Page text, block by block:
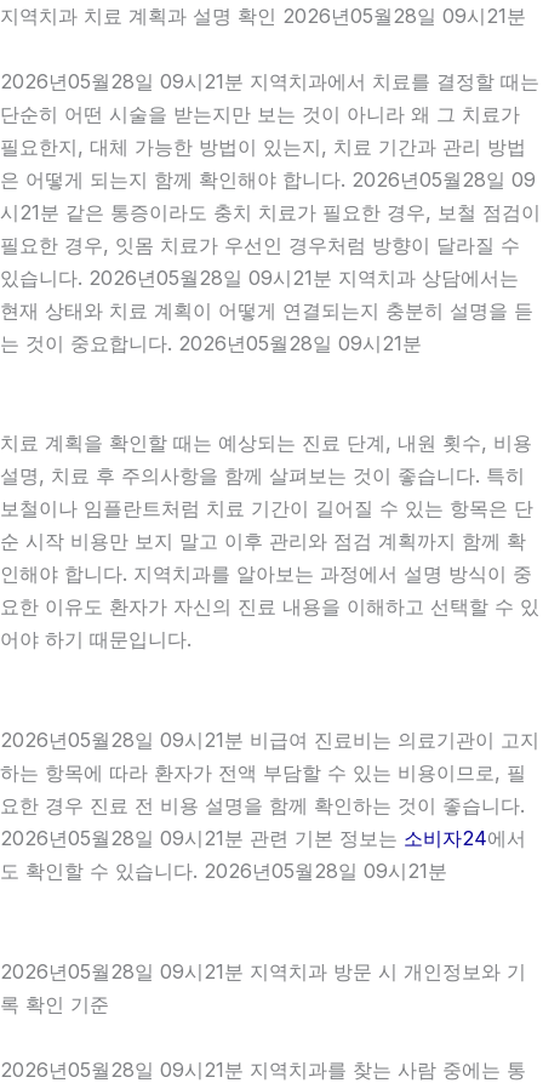
지역치과 치료 계획과 설명 확인 2026년05월28일 09시21분
2026년05월28일 09시21분 지역치과에서 치료를 결정할 때는
단순히 어떤 시술을 받는지만 보는 것이 아니라 왜 그 치료가
필요한지, 대체 가능한 방법이 있는지, 치료 기간과 관리 방법
은 어떻게 되는지 함께 확인해야 합니다. 2026년05월28일 09
시21분 같은 통증이라도 충치 치료가 필요한 경우, 보철 점검이
필요한 경우, 잇몸 치료가 우선인 경우처럼 방향이 달라질 수
있습니다. 2026년05월28일 09시21분 지역치과 상담에서는
현재 상태와 치료 계획이 어떻게 연결되는지 충분히 설명을 듣
는 것이 중요합니다. 2026년05월28일 09시21분
치료 계획을 확인할 때는 예상되는 진료 단계, 내원 횟수, 비용
설명, 치료 후 주의사항을 함께 살펴보는 것이 좋습니다. 특히
보철이나 임플란트처럼 치료 기간이 길어질 수 있는 항목은 단
순 시작 비용만 보지 말고 이후 관리와 점검 계획까지 함께 확
인해야 합니다. 지역치과를 알아보는 과정에서 설명 방식이 중
요한 이유도 환자가 자신의 진료 내용을 이해하고 선택할 수 있
어야 하기 때문입니다.
2026년05월28일 09시21분 비급여 진료비는 의료기관이 고지
하는 항목에 따라 환자가 전액 부담할 수 있는 비용이므로, 필
요한 경우 진료 전 비용 설명을 함께 확인하는 것이 좋습니다.
2026년05월28일 09시21분 관련 기본 정보는 소비자24에서
도 확인할 수 있습니다. 2026년05월28일 09시21분
2026년05월28일 09시21분 지역치과 방문 시 개인정보와 기
록 확인 기준
2026년05월28일 09시21분 지역치과를 찾는 사람 중에는 통